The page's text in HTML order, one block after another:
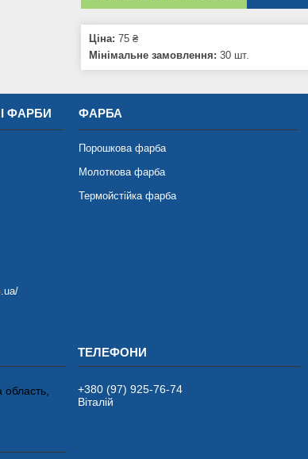
Ціна: 75 ₴
Мінімальне замовлення: 30 шт.
ФАРБИ ФАРБА
Порошкова фарба
Молоткова фарба
Термойстійка фарба
+380 (97) 925-76-74
Віталій